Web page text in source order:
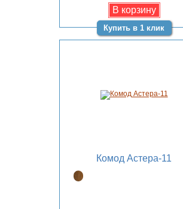
Купить в 1 клик
Комод Астера-11